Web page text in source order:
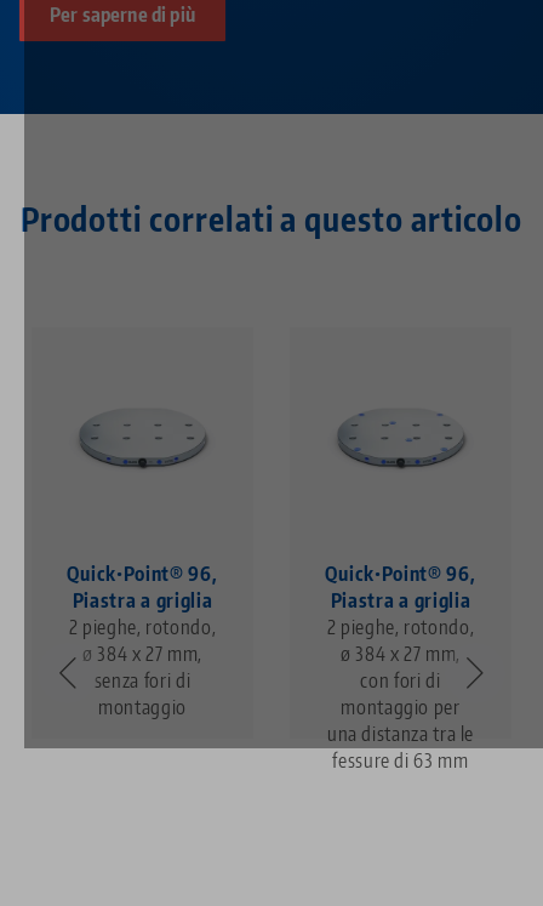
Per saperne di più
Prodotti correlati a questo articolo
Quick•Point® 96,
Piastra a griglia
2 pieghe, rotondo,
ø 384 x 27 mm,
senza fori di
montaggio
Quick•Point® 96,
Piastra a griglia
2 pieghe, rotondo,
ø 384 x 27 mm,
con fori di
montaggio per
una distanza tra le
fessure di 63 mm